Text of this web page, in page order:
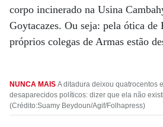
corpo incinerado na Usina
Goytacazes. Ou seja: pela ótica de
próprios colegas de Armas estão
NUNCA MAIS A ditadura deixou quatrocentos
desaparecidos políticos: dizer que ela não
(Crédito:Suamy Beydoun/Agif/Folhapress)